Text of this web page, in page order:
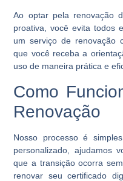
Ao optar pela renovação
proativa, você evita todos
um serviço de renovação
que você receba a
uso de maneira prática e
Como
Renovação
Nosso processo é
personalizado, ajudamos
que a transição ocorra
renovar seu certificado